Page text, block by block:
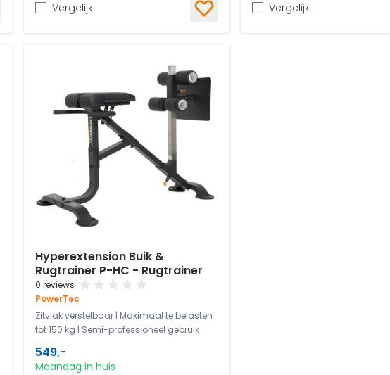
Vergelijk Vergelijk
0 reviews
Hyperextension Buik &
Rugtrainer P-HC - Rugtrainer
PowerTec
Zitvlak verstelbaar | Maximaal te belasten
tot 150 kg | Semi-professioneel gebruik
549,-
Maandag in huis